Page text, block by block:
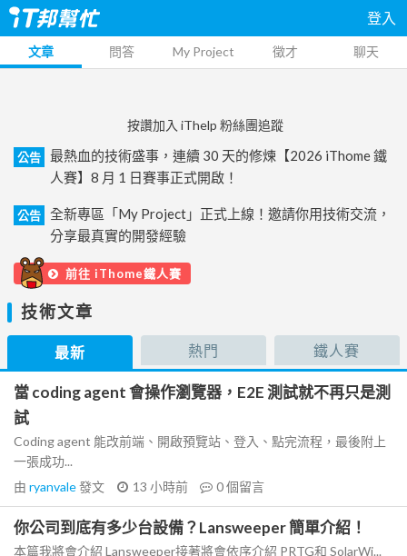
登入
文章 問答 My Project 徵才 聊天
按讚加入 iThelp 粉絲團追蹤
公告
最熱血的技術盛事，連續 30 天的修煉【2026 iThome 鐵
人賽】8 月 1 日賽事正式開啟！
公告
全新專區「My Project」正式上線！邀請你用技術交流，
分享最真實的開發經驗
前往 iThome鐵人賽
技術文章
最新 熱門 鐵人賽
當 coding agent 會操作瀏覽器，E2E 測試就不再只是測
試
Coding agent 能改前端、開啟預覽站、登入、點完流程，最後附上
一張成功...
由 ryanvale發文 13 小時前 0個留言
你公司到底有多少台設備？Lansweeper 簡單介紹！
本篇我將會介紹 Lansweeper接著將會依序介紹 PRTG和 SolarWi...